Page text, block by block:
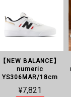
【NEW BALANCE】
numeric
YS306MAR/18cm
¥7,821